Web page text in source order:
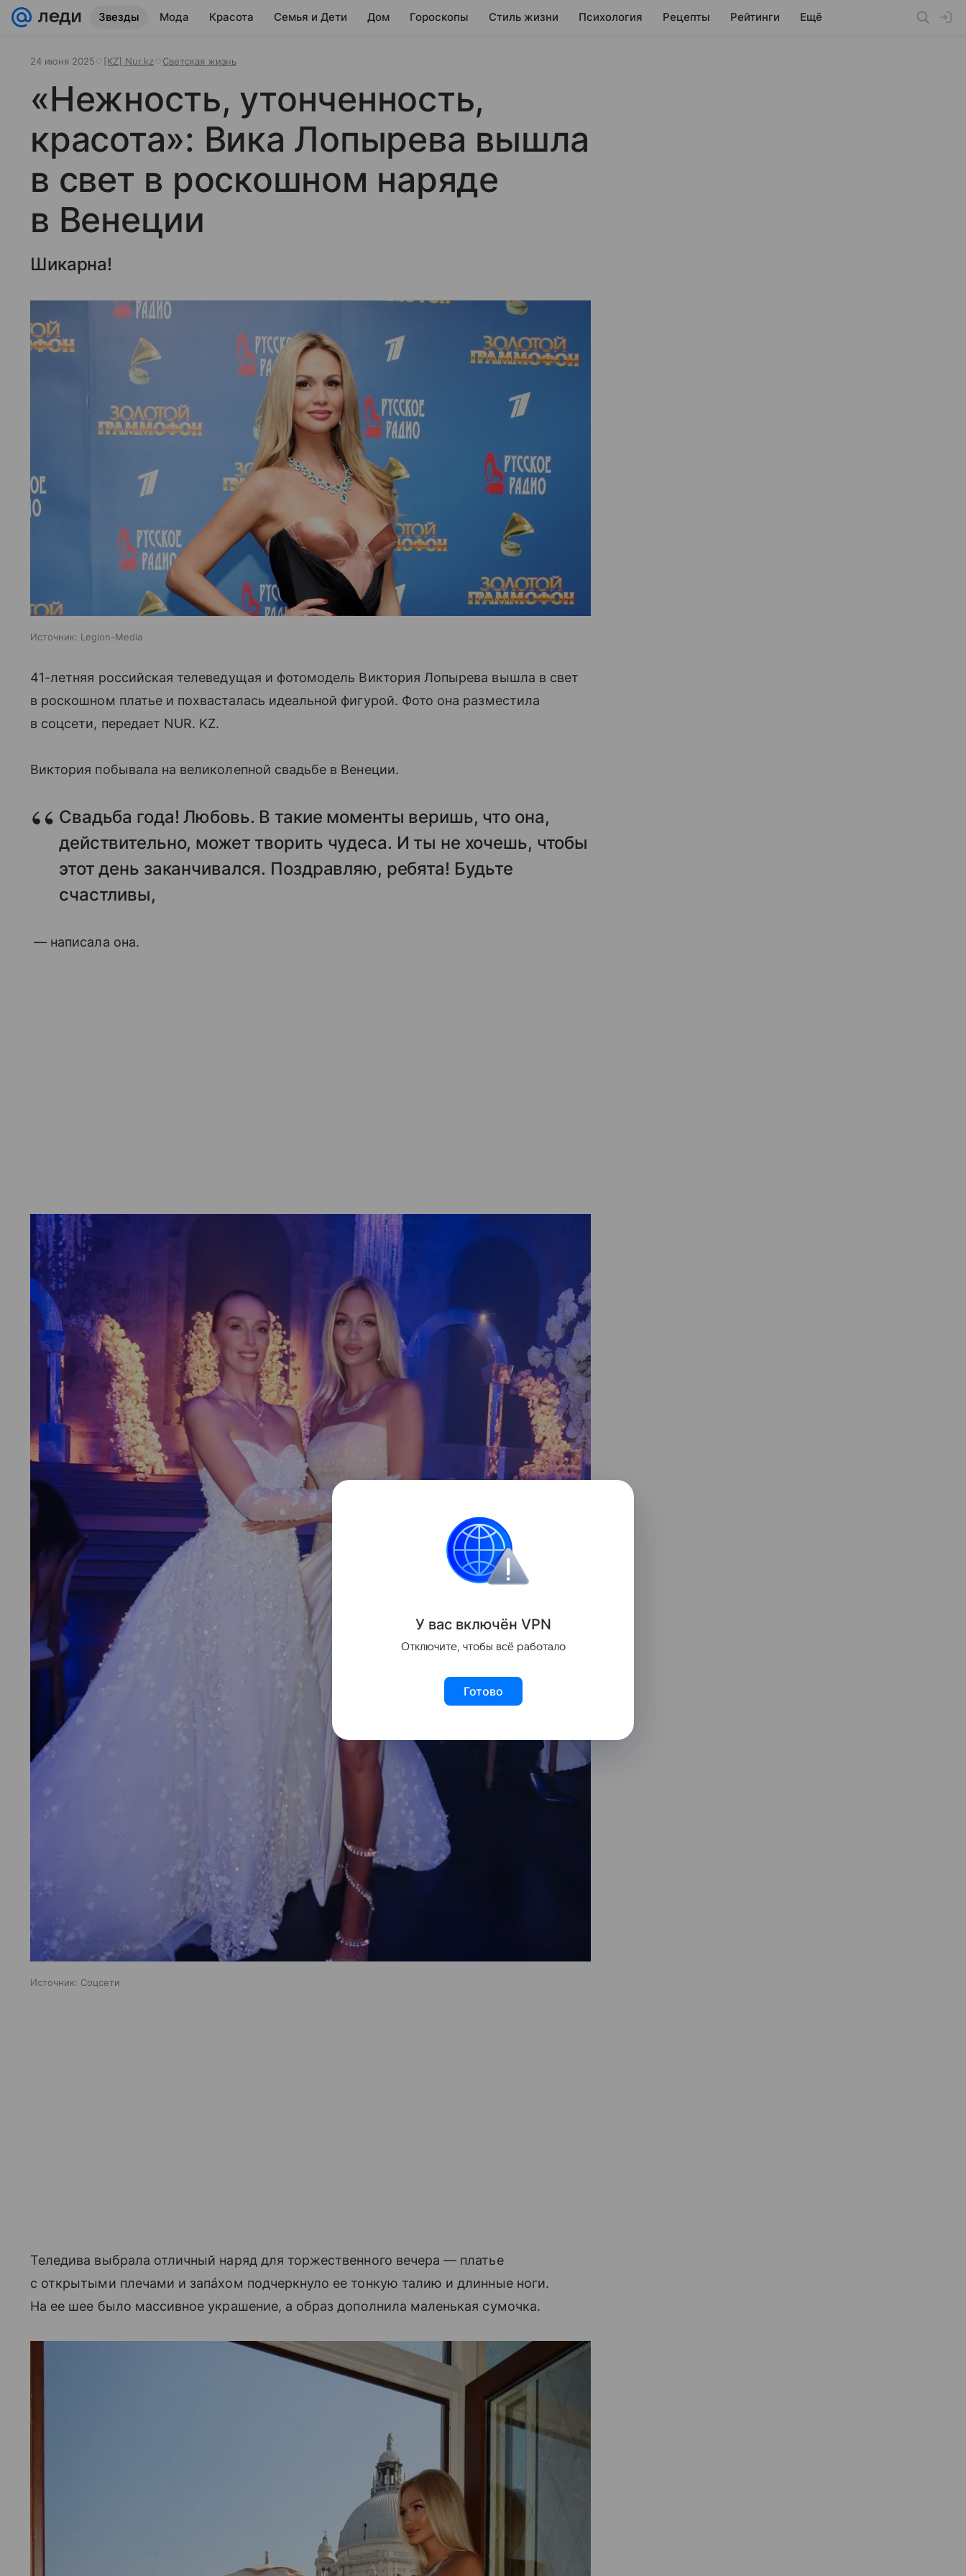
Звезды Мода Красота Семья и Дети Дом Гороскопы Стиль жизни Психология Рецепты Рейтинги Ещё
24 июня 2025 [KZ] Nur.kz Светская жизнь
«Нежность, утонченность,
красота»: Вика Лопырева вышла
в свет в роскошном наряде
в Венеции
Шикарна!
Источник: Legion-Media
41-летняя российская телеведущая и фотомодель Виктория Лопырева вышла в свет
в роскошном платье и похвасталась идеальной фигурой. Фото она разместила
в соцсети, передает NUR. KZ.
Виктория побывала на великолепной свадьбе в Венеции.
Свадьба года! Любовь. В такие моменты веришь, что она,
действительно, может творить чудеса. И ты не хочешь, чтобы
этот день заканчивался. Поздравляю, ребята! Будьте
счастливы,
— написала она.
Источник: Соцсети
Теледива выбрала отличный наряд для торжественного вечера — платье
с открытыми плечами и запáхом подчеркнуло ее тонкую талию и длинные ноги.
На ее шее было массивное украшение, а образ дополнила маленькая сумочка.
У вас включён VPN
Отключите, чтобы всё работало
Готово